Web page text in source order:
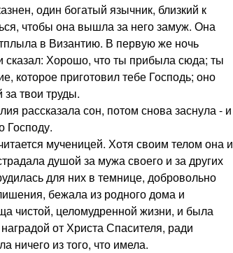
один богатый язычник, близкий к
чтобы она вышла за него замуж. Она
в Византию. В первую же ночь
сказал: Хорошо, что ты прибыла сюда; ты
которое приготовил тебе Господь; оно
за твои труды.
рассказала сон, потом снова заснула - и
Господу.
мученицей. Хотя своим телом она и
душой за мужа своего и за других
для них в темнице, добровольно
бежала из родного дома и
чистой, целомудренной жизни, и была
от Христа Спасителя, ради
ничего из того, что имела.